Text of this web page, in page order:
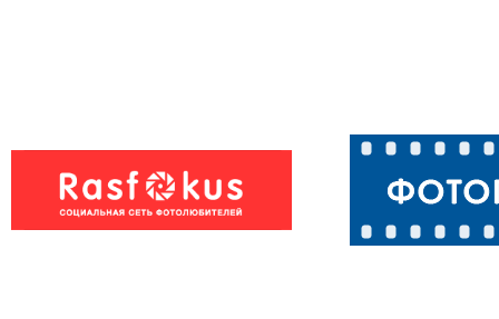
Бурый медведь Бегемоты